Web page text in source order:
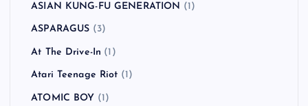
ASIAN KUNG-FU GENERATION (1)
ASPARAGUS (3)
At The Drive-In (1)
Atari Teenage Riot (1)
ATOMIC BOY (1)